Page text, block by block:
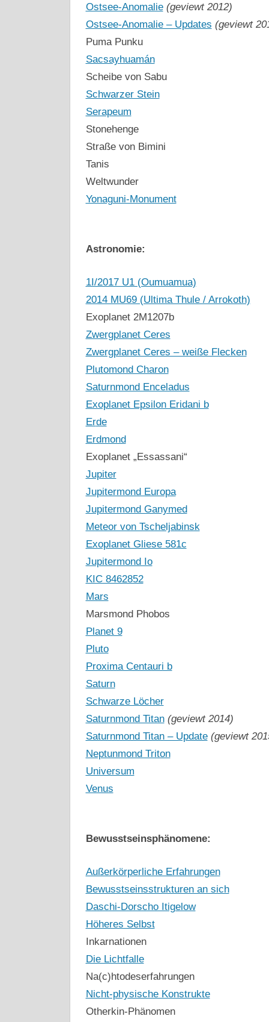
Ostsee-Anomalie (geviewt 2012)
Ostsee-Anomalie – Updates (geviewt
Puma Punku
Sacsayhuamán
Scheibe von Sabu
Schwarzer Stein
Serapeum
Stonehenge
Straße von Bimini
Tanis
Weltwunder
Yonaguni-Monument
Astronomie:
1I/2017 U1 (Oumuamua)
2014 MU69 (Ultima Thule / Arrokoth)
Exoplanet 2M1207b
Zwergplanet Ceres
Zwergplanet Ceres – weiße Flecken
Plutomond Charon
Saturnmond Enceladus
Exoplanet Epsilon Eridani b
Erde
Erdmond
Exoplanet „Essassani“
Jupiter
Jupitermond Europa
Jupitermond Ganymed
Meteor von Tscheljabinsk
Exoplanet Gliese 581c
Jupitermond Io
KIC 8462852
Mars
Marsmond Phobos
Planet 9
Pluto
Proxima Centauri b
Saturn
Schwarze Löcher
Saturnmond Titan (geviewt 2014)
Saturnmond Titan – Update (geviewt
Neptunmond Triton
Universum
Venus
Bewusstseinsphänomene:
Außerkörperliche Erfahrungen
Bewusstseinsstrukturen an sich
Daschi-Dorscho Itigelow
Höheres Selbst
Inkarnationen
Die Lichtfalle
Na(c)htodeserfahrungen
Nicht-physische Konstrukte
Otherkin-Phänomen